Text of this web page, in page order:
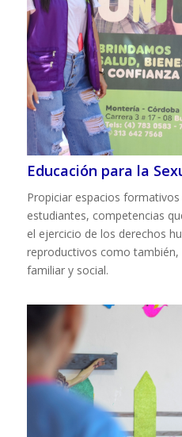
Educación para la
Propiciar espacios
estudiantes, competencias
el ejercicio de los derechos
reproductivos como también,
familiar y social.